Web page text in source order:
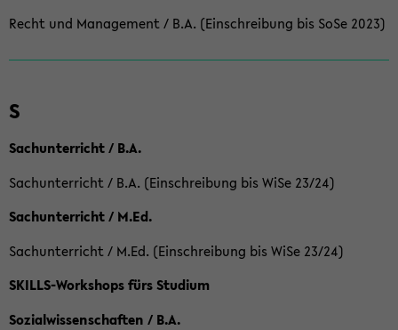
Recht und Management / B.A. (Einschreibung bis SoSe 2023)
S
Sachunterricht / B.A.
Sachunterricht / B.A. (Einschreibung bis WiSe 23/24)
Sachunterricht / M.Ed.
Sachunterricht / M.Ed. (Einschreibung bis WiSe 23/24)
SKILLS-Workshops fürs Studium
Sozialwissenschaften / B.A.